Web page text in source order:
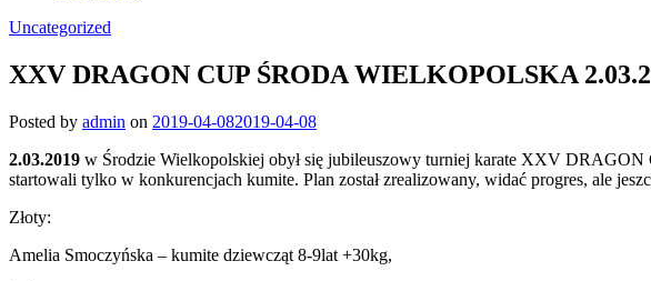
Uncategorized
XXV DRAGON CUP ŚRODA WIELKOPOLSKA
Posted by admin on 2019-04-082019-04-08
2.03.2019 w Środzie Wielkopolskiej obył się jubileuszowy turniej karate XXV
startowali tylko w konkurencjach kumite. Plan został zrealizowany, widać progres, ale
Złoty:
Amelia Smoczyńska – kumite dziewcząt 8-9lat +30kg,